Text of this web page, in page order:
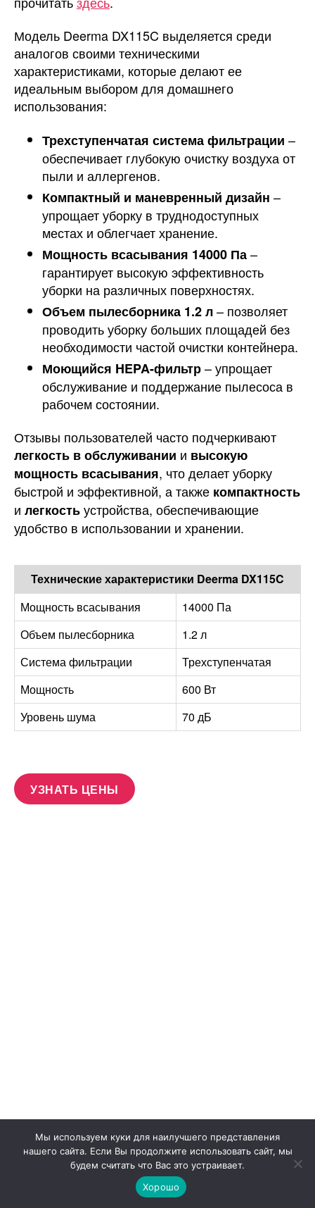
Модель Deerma DX115C выделяется среди
аналогов своими техническими
характеристиками, которые делают ее
идеальным выбором для домашнего
использования:
Трехступенчатая система фильтрации –
обеспечивает глубокую очистку воздуха от
пыли и аллергенов.
Компактный и маневренный дизайн –
упрощает уборку в труднодоступных
местах и облегчает хранение.
Мощность всасывания 14000 Па–
гарантирует высокую эффективность
уборки на различных поверхностях.
Объем пылесборника 1.2 л– позволяет
проводить уборку больших площадей без
необходимости частой очистки контейнера.
Моющийся HEPA-фильтр– упрощает
обслуживание и поддержание пылесоса в
рабочем состоянии.
Отзывы пользователей часто подчеркивают
легкость в обслуживании и высокую
мощность всасывания, что делает уборку
быстрой и эффективной, а также компактность
и легкостьустройства, обеспечивающие
удобство в использовании и хранении.
Технические характеристики Deerma DX115C
Мощность всасывания
14000 Па
Объем пылесборника
1.2 л
Система фильтрации
Трехступенчатая
Мощность
600 Вт
Уровень шума
70 дБ
УЗНАТЬ ЦЕНЫ
ПОКАЗАТЬ ЕЩЁ
Мы используем куки для наилучшего представления
нашего сайта. Если Вы продолжите использовать сайт, мы
будем считать что Вас это устраивает.
Хорошо